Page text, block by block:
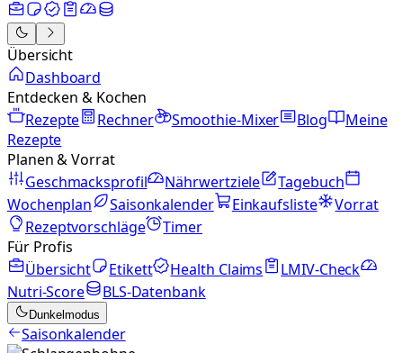
Übersicht
Dashboard
Entdecken & Kochen
Rezepte
Rechner Smoothie-Mixer Blog
Meine
Rezepte
Planen & Vorrat
Geschmacksprofil
Nährwertziele
Tagebuch
Wochenplan
Saisonkalender Einkaufsliste
Vorrat
Rezeptvorschläge
Timer
Für Profis
Übersicht
Etikett Health Claims
LMIV-Check
Nutri-Score
BLS-Datenbank
Dunkelmodus
Saisonkalender